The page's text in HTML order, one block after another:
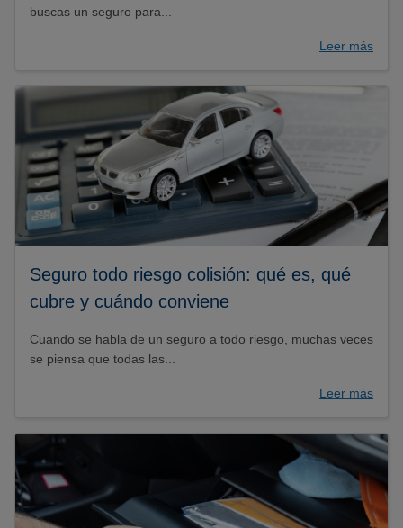
buscas un seguro para...
Leer más
Seguro todo riesgo colisión: qué es, qué
cubre y cuándo conviene
Cuando se habla de un seguro a todo riesgo, muchas veces
se piensa que todas las...
Leer más